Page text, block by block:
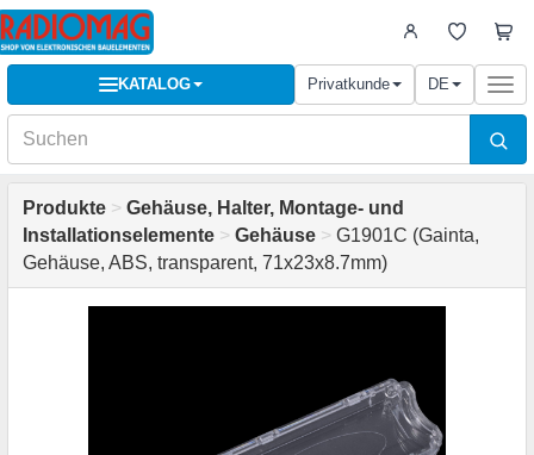
KATALOG Privatkunde DE
Produkte > Gehäuse, Halter, Montage- und
Installationselemente > Gehäuse > G1901C (Gainta,
Gehäuse, ABS, transparent, 71x23x8.7mm)